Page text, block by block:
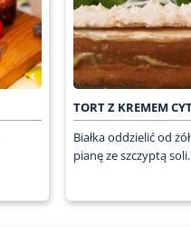
TORT Z KREMEM
Białka oddzielić od
pianę ze szczyptą